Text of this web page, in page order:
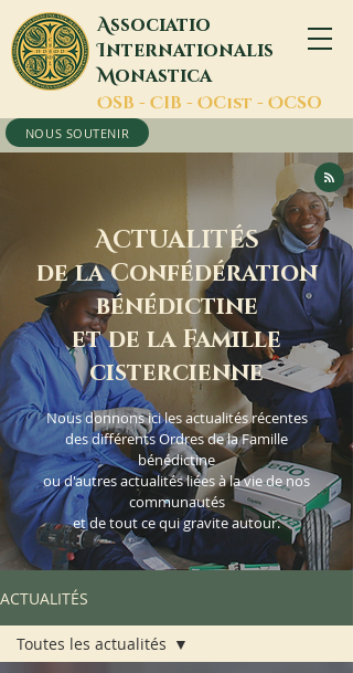
Associatio
Internationalis
Monastica
OSB - CIB - OCist - OCSO
NOUS SOUTENIR
ACTUALITÉS
de la Confédération
bénédictine
et de la Famille
cistercienne
Nous donnons ici les actualités récentes
des différents Ordres de la Famille
bénédictine
ou d'autres actualités liées à la vie de nos
communautés
et de tout ce qui gravite autour.
ACTUALITÉS
Toutes les actualités